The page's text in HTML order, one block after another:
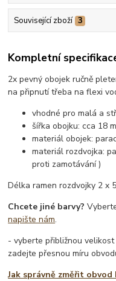
Související zboží 3
Kompletní
2x pevný obojek ručně
na připnutí třeba na flexi
vhodné pro malá a
šířka obojku: cca 18
materiál obojek:
materiál rozdvojka:
proti zamotávání )
Délka ramen rozdvojky 2 x
Chcete jiné barvy?
napište nám.
- vyberte přibližnou
zadejte přesnou míru
Jak správně změřit obvod